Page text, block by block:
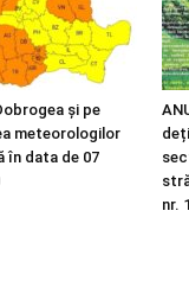
și pe
meteorologilor
în data de 07
nr.